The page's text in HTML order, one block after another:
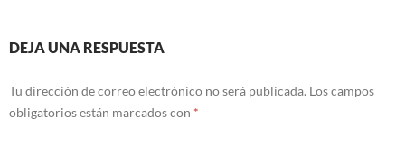
DEJA UNA RESPUESTA
Tu dirección de correo electrónico no será publicada. Los campos
obligatorios están marcados con *